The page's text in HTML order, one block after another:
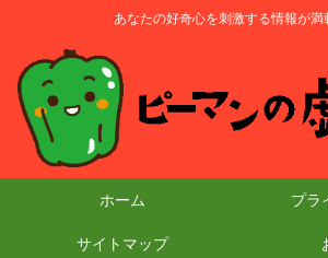
あなたの好奇心を刺激する情報が満
ホーム プラ
サイトマップ